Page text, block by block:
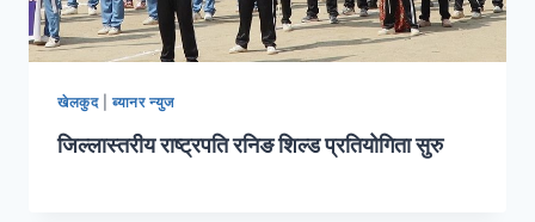
खेलकुद|ब्यानर न्युज
जिल्लास्तरीय राष्ट्रपति रनिङ शिल्ड प्रतियोगिता सुरु